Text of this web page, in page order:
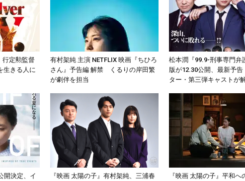
行定勲監督
生きる人に
有村架純 主演 NETFLIX 映画『ちひろ
さん』予告編 解禁 くるりの岸田繁
が劇伴を担当
松本潤『99.9-刑事専門弁
版が12.30公開、最新予告
ター・第三弾キャストが
開決定、イ
『映画 太陽の子』有村架純、三浦春
『映画 太陽の子』平和へ